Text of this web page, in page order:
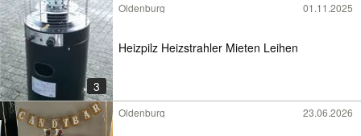
3
Oldenburg 01.11.2025
Heizpilz Heizstrahler Mieten Leihen
Oldenburg 23.06.2026